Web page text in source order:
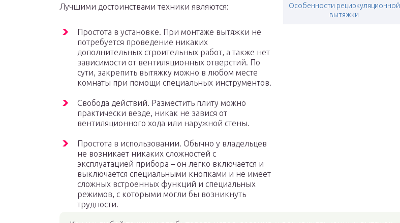
Особенности рециркуляционной
вытяжки
Лучшими достоинствами техники являются:
Простота в установке. При монтаже вытяжки не
потребуется проведение никаких
дополнительных строительных работ, а также нет
зависимости от вентиляционных отверстий. По
сути, закрепить вытяжку можно в любом месте
комнаты при помощи специальных инструментов.
Свобода действий. Разместить плиту можно
практически везде, никак не завися от
вентиляционного хода или наружной стены.
Простота в использовании. Обычно у владельцев
не возникает никаких сложностей с
эксплуатацией прибора – он легко включается и
выключается специальными кнопками и не имеет
сложных встроенных функций и специальных
режимов, с которыми могли бы возникнуть
трудности.